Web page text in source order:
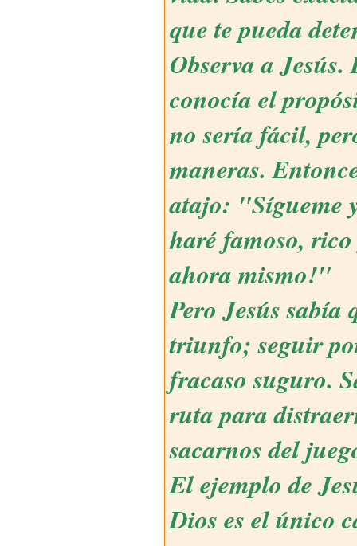
que te pueda
Observa a
conocía el
no sería fácil,
maneras.
atajo: "Sígueme
haré famoso,
ahora mismo!"
Pero Jesús
triunfo; seguir
fracaso suguro.
ruta para
sacarnos del
El ejemplo de
Dios es el único